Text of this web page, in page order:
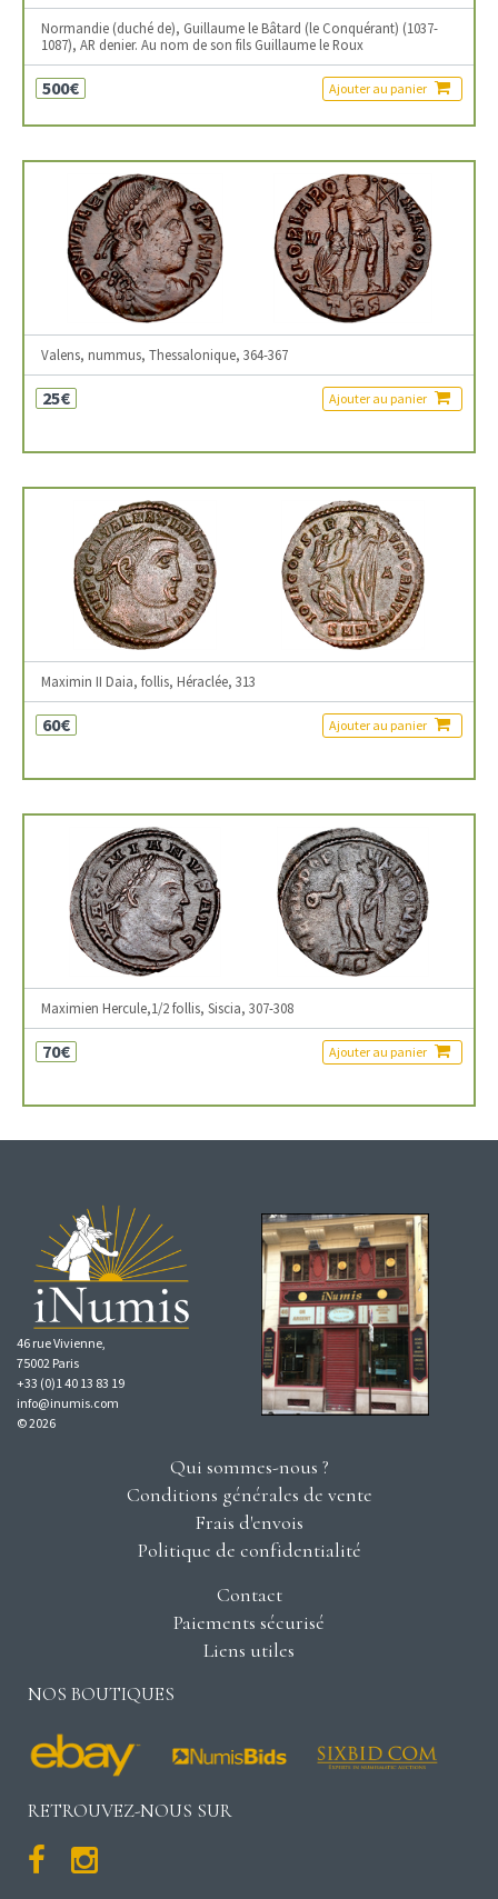
Normandie (duché de), Guillaume le Bâtard (le Conquérant) (1037-
1087), AR denier. Au nom de son fils Guillaume le Roux
500€ Ajouter au panier
Valens, nummus, Thessalonique, 364-367
25€ Ajouter au panier
Maximin II Daia, follis, Héraclée, 313
60€ Ajouter au panier
Maximien Hercule,1/2 follis, Siscia, 307-308
70€ Ajouter au panier
46 rue Vivienne,
75002 Paris
+33 (0)1 40 13 83 19
info@inumis.com
© 2026
Qui sommes-nous ?
Conditions générales de vente
Frais d'envois
Politique de confidentialité
Contact
Paiements sécurisé
Liens utiles
NOS BOUTIQUES
RETROUVEZ-NOUS SUR